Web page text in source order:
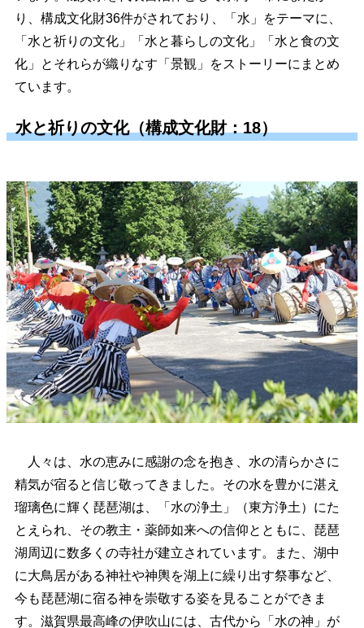
り、構成文化財36件がされており、「水」をテーマに、
「水と祈りの文化」「水と暮らしの文化」「水と食の文
化」とそれらが織りなす「景観」をストーリーにまとめ
ています。
水と祈りの文化（構成文化財：18）
人々は、水の恵みに感謝の念を抱き、水の清らかさに
精気が宿ると信じ敬ってきました。その水を豊かに湛え
瑠璃色に輝く琵琶湖は、「水の浄土」（東方浄土）にた
とえられ、その教主・薬師如来への信仰とともに、琵琶
湖周辺に数多くの寺社が建立されています。また、湖中
に大鳥居がある神社や神輿を湖上に繰り出す祭事など、
今も琵琶湖に宿る神を崇敬する姿を見ることができま
す。滋賀県最高峰の伊吹山には、古代から「水の神」が